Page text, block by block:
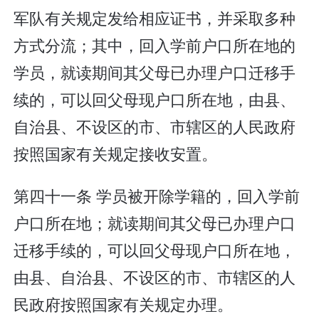
军队有关规定发给相应证书，并采取多种
方式分流；其中，回入学前户口所在地的
学员，就读期间其父母已办理户口迁移手
续的，可以回父母现户口所在地，由县、
自治县、不设区的市、市辖区的人民政府
按照国家有关规定接收安置。
第四十一条 学员被开除学籍的，回入学前
户口所在地；就读期间其父母已办理户口
迁移手续的，可以回父母现户口所在地，
由县、自治县、不设区的市、市辖区的人
民政府按照国家有关规定办理。